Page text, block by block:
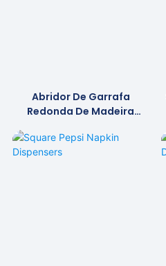
Abridor De Garrafa
Redonda De Madeira
Atacado